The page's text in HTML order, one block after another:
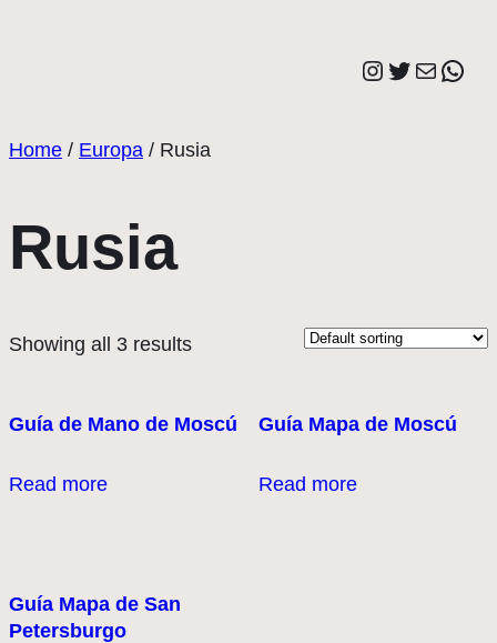
Instagram
Twitter
Correo
Home / Europa / Rusia
Rusia
Showing all 3 results
Guía de Mano de Moscú
Read more
Guía Mapa de Moscú
Read more
Guía Mapa de San
Petersburgo